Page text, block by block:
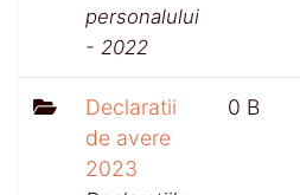
personalului
- 2022
Declaratii
de avere
2023
0 B